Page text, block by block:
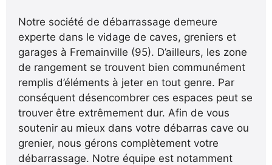
Notre société de débarrassage demeure
experte dans le vidage de caves, greniers et
garages à Fremainville (95). D’ailleurs, les zone
de rangement se trouvent bien communément
remplis d’éléments à jeter en tout genre. Par
conséquent désencombrer ces espaces peut se
trouver être extrêmement dur. Afin de vous
soutenir au mieux dans votre débarras cave ou
grenier, nous gérons complètement votre
débarrassage. Notre équipe est notamment